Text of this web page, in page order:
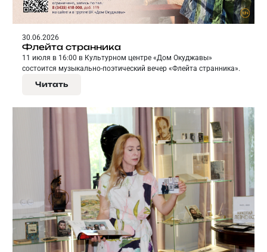
30.06.2026
Флейта странника
11 июля в 16:00 в Культурном центре «Дом Окуджавы»
состоится музыкально-поэтический вечер «Флейта странника».
Читать